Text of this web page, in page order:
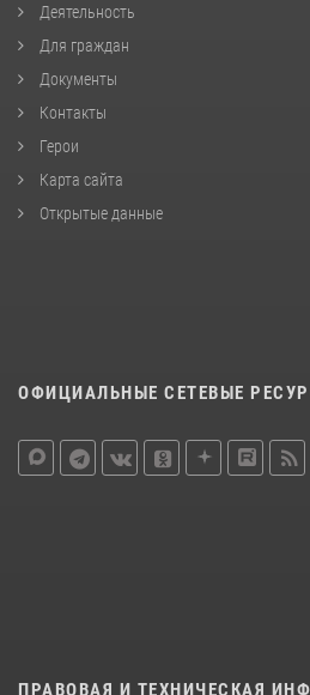
Деятельность
Для граждан
Документы
Контакты
Герои
Карта сайта
Открытые данные
ОФИЦИАЛЬНЫЕ СЕТЕВЫЕ
ПРАВОВАЯ И ТЕХНИЧЕСКАЯ